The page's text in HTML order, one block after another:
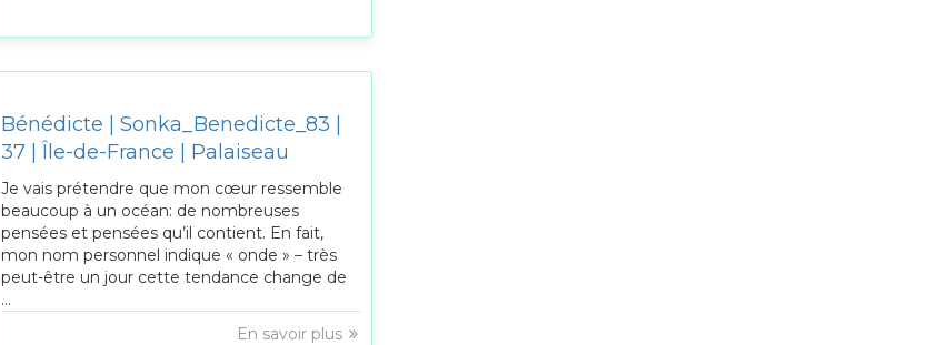
Bénédicte | Sonka_Benedicte_83 |
37 | Île-de-France | Palaiseau
Je vais prétendre que mon cœur ressemble
beaucoup à un océan: de nombreuses
pensées et pensées qu’il contient. En fait,
mon nom personnel indique « onde » – très
peut-être un jour cette tendance change de
...
En savoir plus